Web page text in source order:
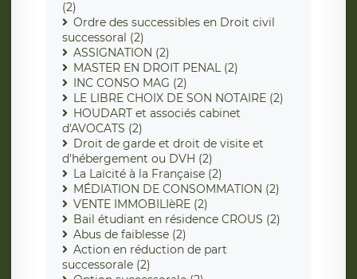
(2)
Ordre des successibles en Droit civil
successoral (2)
ASSIGNATION (2)
MASTER EN DROIT PENAL (2)
INC CONSO MAG (2)
LE LIBRE CHOIX DE SON NOTAIRE (2)
HOUDART et associés cabinet
d'AVOCATS (2)
Droit de garde et droit de visite et
d'hébergement ou DVH (2)
La Laïcité à la Française (2)
MÉDIATION DE CONSOMMATION (2)
VENTE IMMOBILIèRE (2)
Bail étudiant en résidence CROUS (2)
Abus de faiblesse (2)
Action en réduction de part
successorale (2)